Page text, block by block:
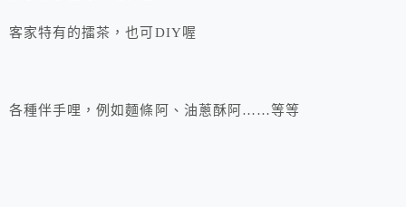
客家特有的擂茶，也可DIY喔
各種伴手哩，例如麵條阿、油蔥酥阿……等等